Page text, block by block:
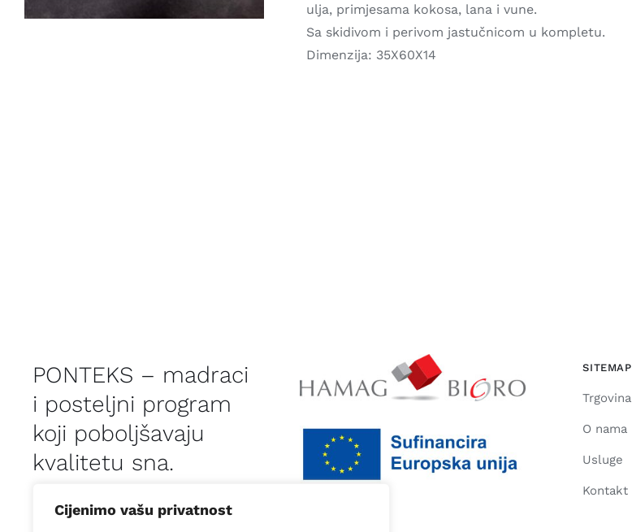
Cijenimo vašu privatnost
ulja, primjesama kokosa, lana i vune.
Sa skidivom i perivom jastučnicom u kompletu.
Dimenzija: 35X60X14
PONTEKS – madraci
i posteljni program
koji poboljšavaju
kvalitetu sna.
SITEMAP
Trgovina
O nama
Usluge
Kontakt